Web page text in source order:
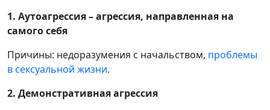
1. Аутоагрессия – агрессия, направленная на
самого себя
Причины: недоразумения с начальством, проблемы
в сексуальной жизни.
2. Демонстративная агрессия